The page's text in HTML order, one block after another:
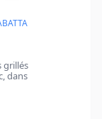
grillés
dans